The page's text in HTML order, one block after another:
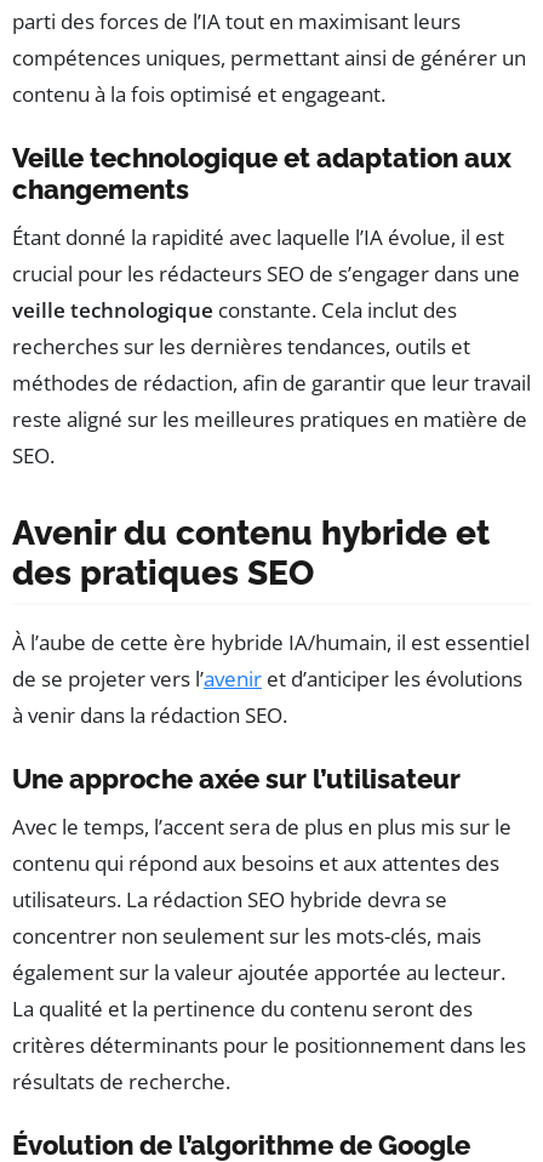
parti des forces de l’IA tout en maximisant leurs
compétences uniques, permettant ainsi de générer un
contenu à la fois optimisé et engageant.
Veille technologique et adaptation aux
changements
Étant donné la rapidité avec laquelle l’IA évolue, il est
crucial pour les rédacteurs SEO de s’engager dans une
veille technologique constante. Cela inclut des
recherches sur les dernières tendances, outils et
méthodes de rédaction, afin de garantir que leur travail
reste aligné sur les meilleures pratiques en matière de
SEO.
Avenir du contenu hybride et
des pratiques SEO
À l’aube de cette ère hybride IA/humain, il est essentiel
de se projeter vers l’avenir et d’anticiper les évolutions
à venir dans la rédaction SEO.
Une approche axée sur l’utilisateur
Avec le temps, l’accent sera de plus en plus mis sur le
contenu qui répond aux besoins et aux attentes des
utilisateurs. La rédaction SEO hybride devra se
concentrer non seulement sur les mots-clés, mais
également sur la valeur ajoutée apportée au lecteur.
La qualité et la pertinence du contenu seront des
critères déterminants pour le positionnement dans les
résultats de recherche.
Évolution de l’algorithme de Google